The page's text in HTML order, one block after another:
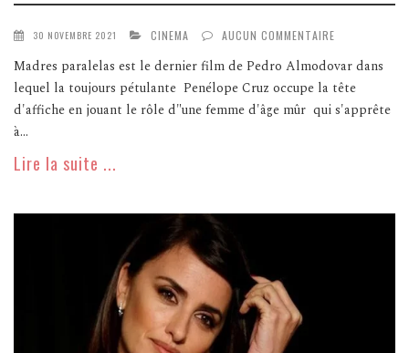
30 NOVEMBRE 2021 CINEMA AUCUN COMMENTAIRE
Madres paralelas est le dernier film de Pedro Almodovar dans
lequel la toujours pétulante Penélope Cruz occupe la tête
d'affiche en jouant le rôle d"une femme d'âge mûr qui s'apprête
à...
Lire la suite ...